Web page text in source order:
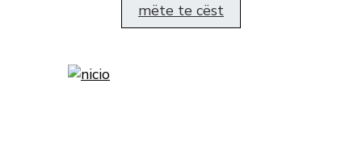
mëte te cëst